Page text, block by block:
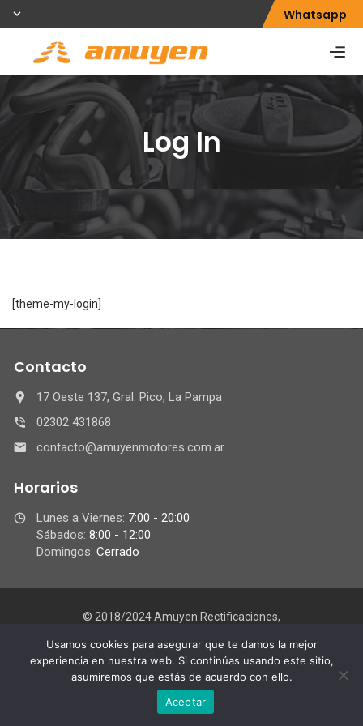
Whatsapp
Log In
[theme-my-login]
Contacto
17 Oeste 137, Gral. Pico, La Pampa
02302 431868
contacto@amuyenmotores.com.ar
Horarios
Lunes a Viernes: 7:00 - 20:00
Sábados: 8:00 - 12:00
Domingos: Cerrado
© 2018/2024 Amuyen Rectificaciones,
Usamos cookies para asegurar que te damos la mejor
experiencia en nuestra web. Si continúas usando este sitio,
asumiremos que estás de acuerdo con ello.
Aceptar